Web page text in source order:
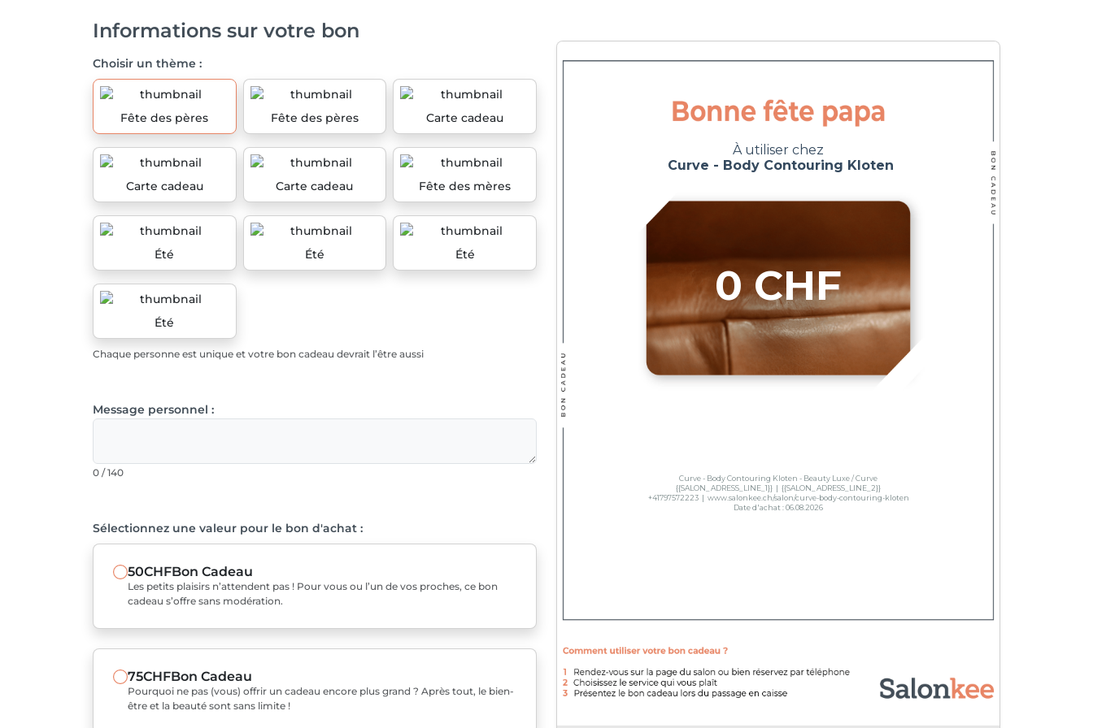
Informations sur votre bon
Choisir un thème :
Fête des pères Fête des pères Carte cadeau
Carte cadeau Carte cadeau Fête des mères
Été Été Été
Été
Chaque personne est unique et votre bon cadeau devrait l’être aussi
Message personnel :
0 / 140
Sélectionnez une valeur pour le bon d'achat :
50CHFBon Cadeau
Les petits plaisirs n’attendent pas ! Pour vous ou l’un de vos proches, ce bon
cadeau s’offre sans modération.
75CHFBon Cadeau
Pourquoi ne pas (vous) offrir un cadeau encore plus grand ? Après tout, le bien-
être et la beauté sont sans limite !